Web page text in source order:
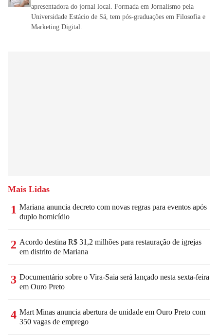
apresentadora do jornal local. Formada em Jornalismo pela
Universidade Estácio de Sá, tem pós-graduações em Filosofia e
Marketing Digital.
Mais Lidas
1 Mariana anuncia decreto com novas regras para eventos após
duplo homicídio
2 Acordo destina R$ 31,2 milhões para restauração de igrejas
em distrito de Mariana
3 Documentário sobre o Vira-Saia será lançado nesta sexta-feira
em Ouro Preto
4 Mart Minas anuncia abertura de unidade em Ouro Preto com
350 vagas de emprego